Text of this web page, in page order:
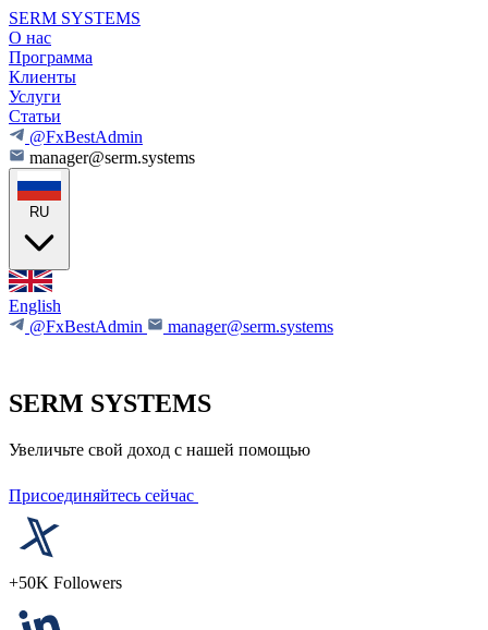
SERM SYSTEMS
О нас
Программа
Клиенты
Услуги
Статьи
@FxBestAdmin
manager@serm.systems
RU
English
@FxBestAdmin
manager@serm.systems
SERM SYSTEMS
Увеличьте свой доход с нашей помощью
Присоединяйтесь сейчас
+50K Followers